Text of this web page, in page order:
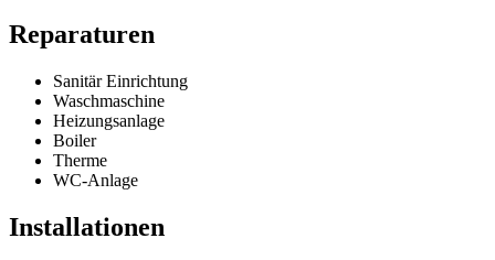
Reparaturen
Sanitär Einrichtung
Waschmaschine
Heizungsanlage
Boiler
Therme
WC-Anlage
Installationen